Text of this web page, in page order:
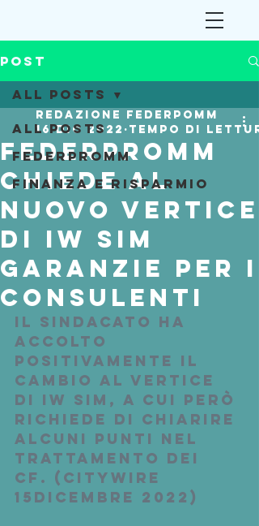
Post
All Posts
Federpromm
Finanza e Risparmio
All Posts
Federpromm
chiede al
nuovo vertice
di IW Sim
garanzie per i
consulenti
Redazione Federpomm
16 dic 2022 Tempo di
Il sindacato ha
accolto
positivamente il
cambio al vertice
di IW Sim, a cui però
richiede di chiarire
alcuni punti nel
trattamento dei
cf. (Citywire
15dicembre 2022)